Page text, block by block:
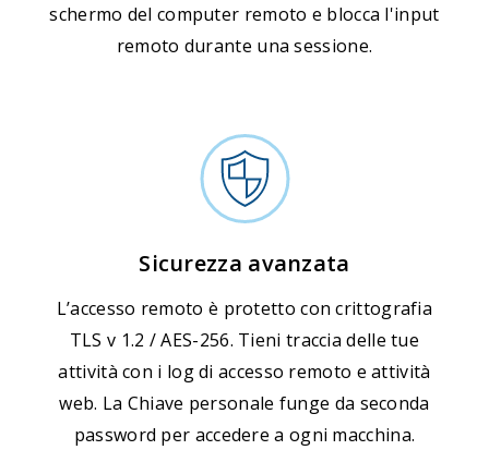
schermo del computer remoto e blocca l'input
remoto durante una sessione.
Sicurezza avanzata
L’accesso remoto è protetto con crittografia
TLS v 1.2 / AES-256. Tieni traccia delle tue
attività con i log di accesso remoto e attività
web. La Chiave personale funge da seconda
password per accedere a ogni macchina.